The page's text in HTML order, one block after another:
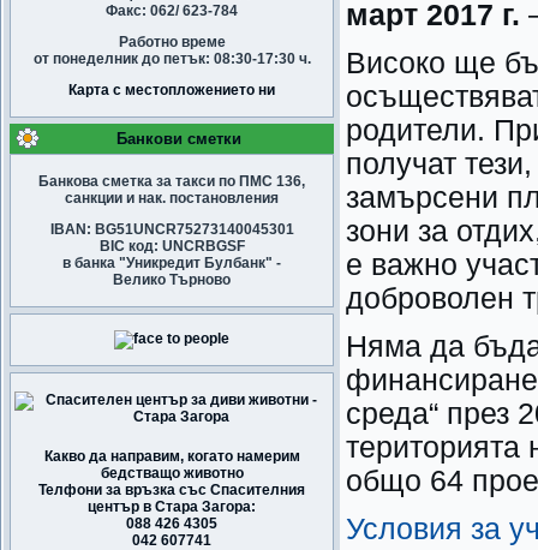
Факс: 062/ 623-784
Работно време
от понеделник до петък: 08:30-17:30 ч.
Карта с местопложението ни
Банкови сметки
Банкова сметка за такси по ПМС 136,
санкции и нак. постановления
IBAN: BG51UNCR75273140045301
BIC код: UNCRBGSF
в банка "Уникредит Булбанк" -
Велико Търново
Какво да направим, когато намерим
бедстващо животно
Телфони за връзка със Спасителния
център в Стара Загора:
088 426 4305
042 607741
март 2017 г.
Високо ще
родители.
получат
замърсени
зони за
е важно
доброволен
Няма да
среда“ през
общо 64
Условия за